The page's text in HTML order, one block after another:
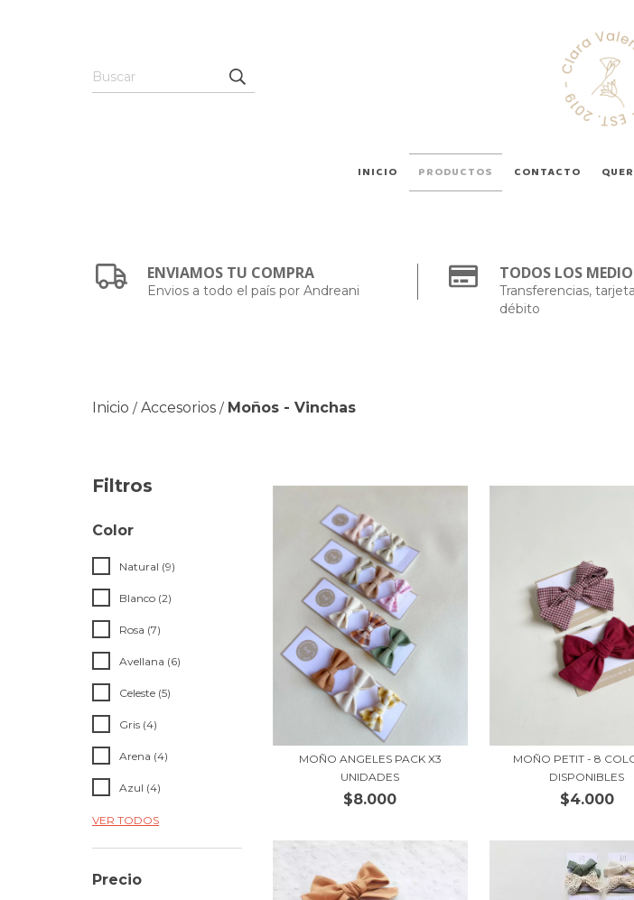
INICIO PRODUCTOS CONTACTO
ENVIAMOS TU COMPRA
Envios a todo el país por Andreani
TODOS LOS
Transferencias,
débito
Inicio / Accesorios / Moños - Vinchas
Filtros
Color
Natural (9)
Blanco (2)
Rosa (7)
Avellana (6)
Celeste (5)
Gris (4)
Arena (4)
Azul (4)
VER TODOS
Precio
MOÑO ANGELES PACK X3
UNIDADES
$8.000
MOÑO PETIT - 8
DISPONIBLES
$4.000